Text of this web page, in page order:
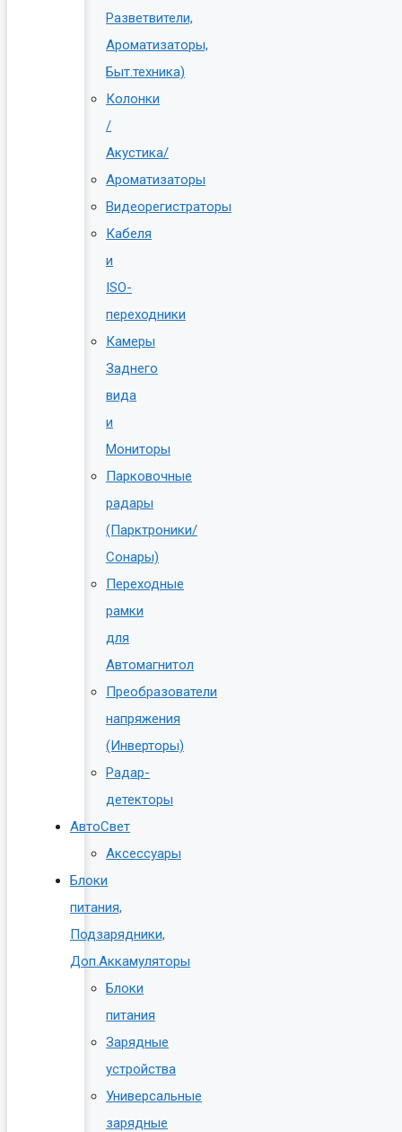
Разветвители,
Ароматизаторы,
Быт.техника)
Колонки
/
Акустика/
Ароматизаторы
Видеорегистраторы
Кабеля
и
ISO-
переходники
Камеры
Заднего
вида
и
Мониторы
Парковочные
радары
(Парктроники/
Сонары)
Переходные
рамки
для
Автомагнитол
Преобразователи
напряжения
(Инверторы)
Радар-
детекторы
АвтоСвет
Аксессуары
Блоки
питания,
Подзарядники,
Доп.Аккамуляторы
Блоки
питания
Зарядные
устройства
Универсальные
зарядные